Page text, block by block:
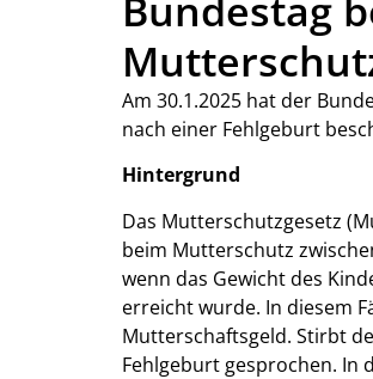
Am 30.1.2025 hat der
nach einer Fehlgeburt
Hintergrund
Das Mutterschutzgesetz
beim Mutterschutz
wenn das Gewicht des
erreicht wurde. In diesem
Mutterschaftsgeld. Stirbt
Fehlgeburt gesprochen. In